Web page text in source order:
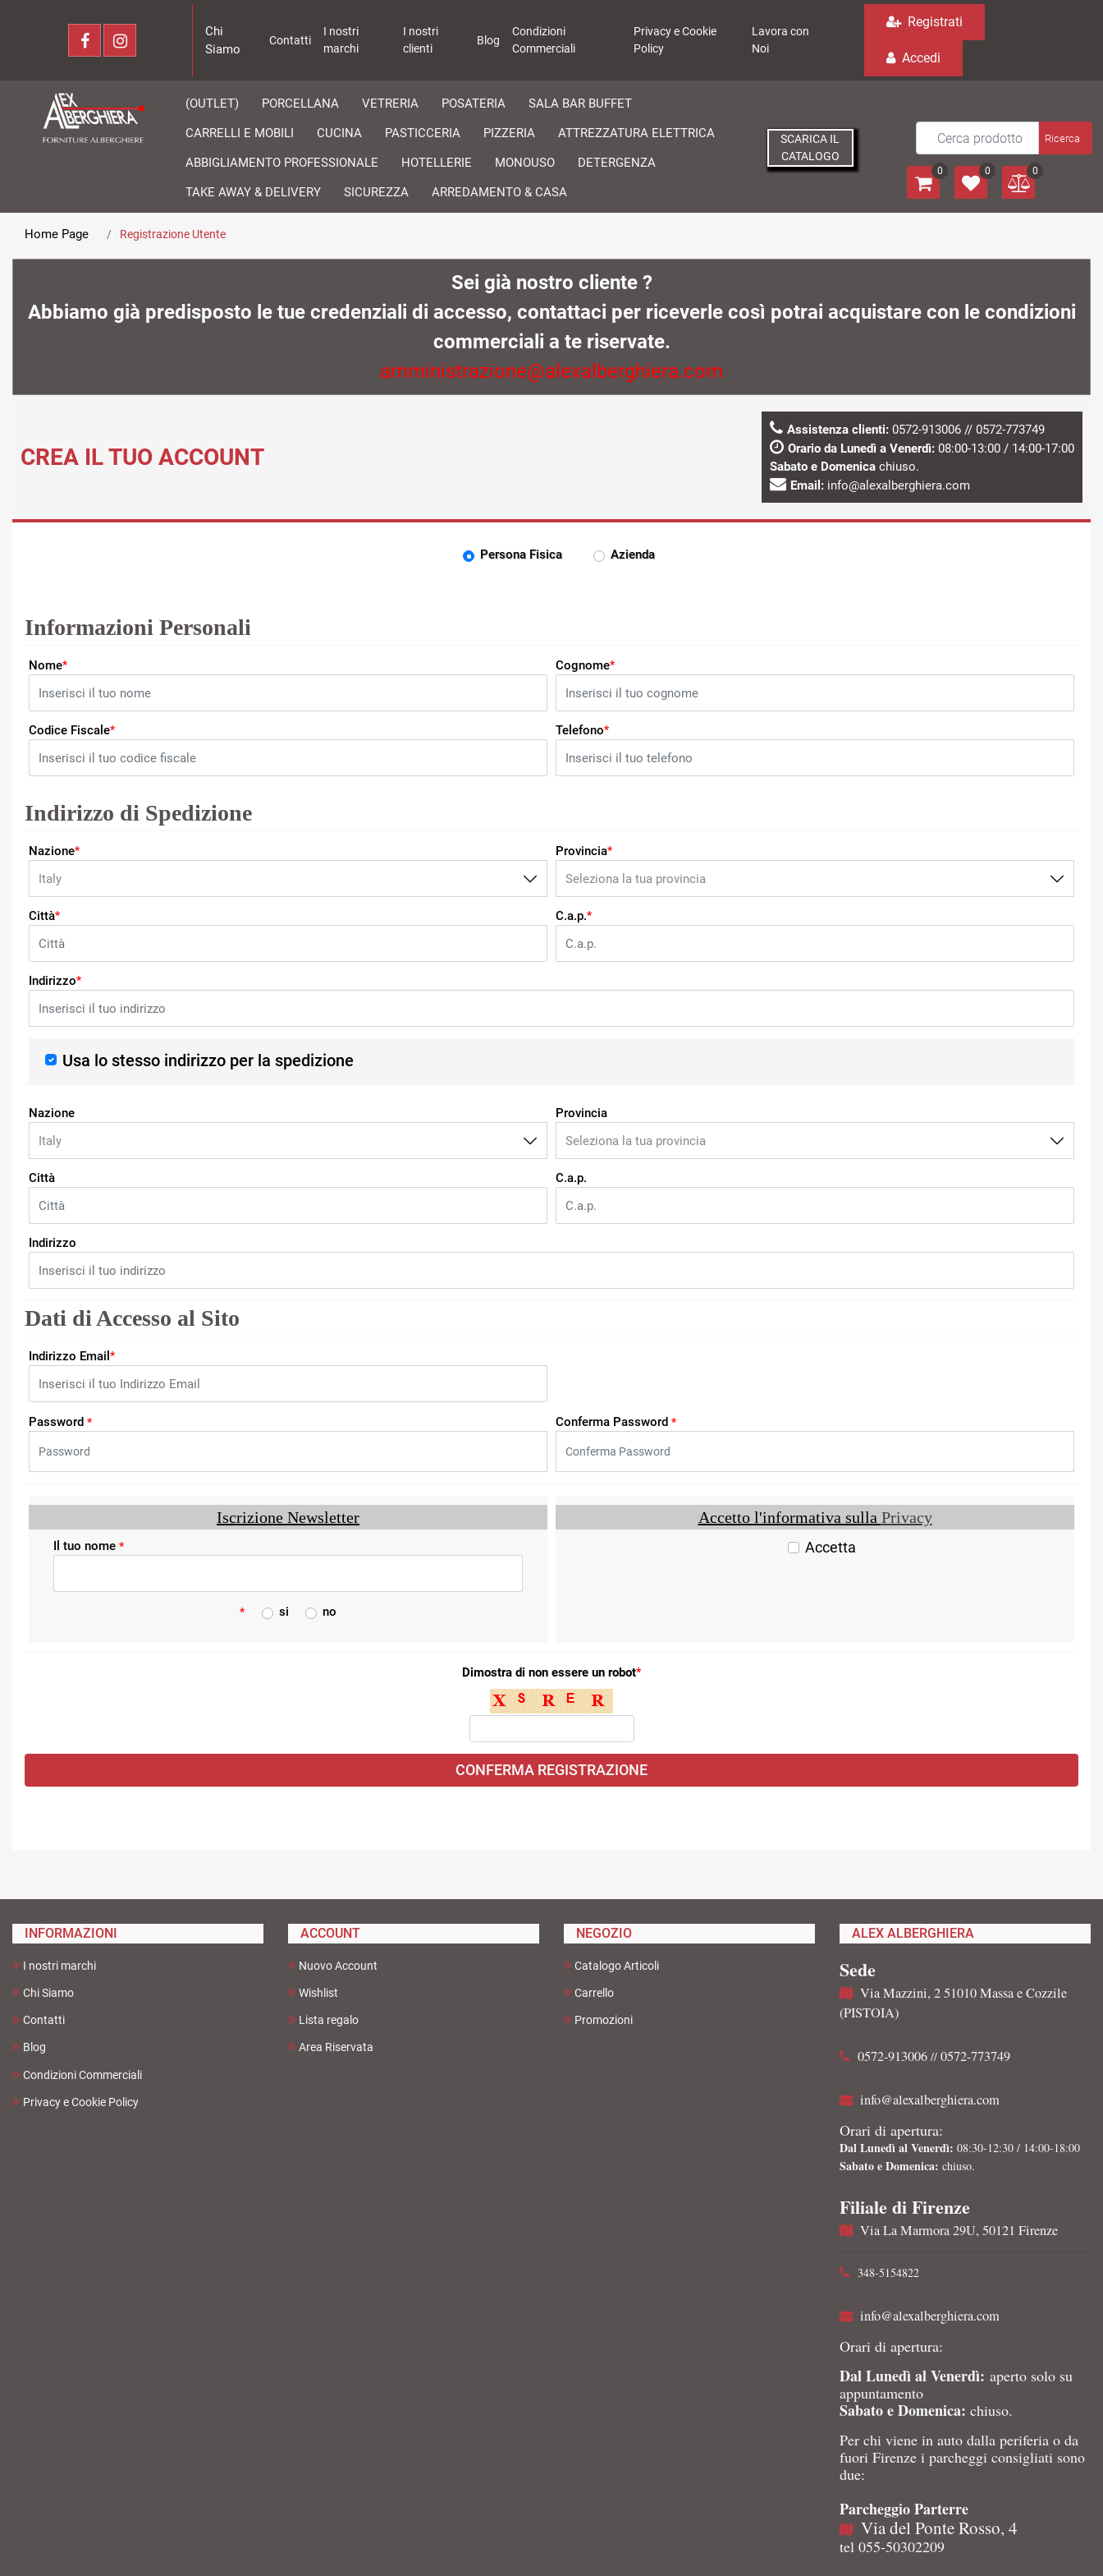
Chi
Siamo
Contatti
I nostri
marchi
I nostri
clienti
Blog
Condizioni
Commerciali
Privacy e Cookie
Policy
Lavora con
Noi
Registrati
Accedi
(OUTLET) PORCELLANA VETRERIA POSATERIA
SALA BAR BUFFET
CARRELLI E MOBILI
CUCINA PASTICCERIA PIZZERIA
ATTREZZATURA ELETTRICA
ABBIGLIAMENTO PROFESSIONALE
HOTELLERIE MONOUSO
DETERGENZA
TAKE AWAY & DELIVERY
SICUREZZA ARREDAMENTO & CASA
SCARICA IL
CATALOGO
0 0 0
Home Page Registrazione Utente
Sei già nostro cliente ?
Abbiamo già predisposto le tue credenziali di accesso, contattaci per riceverle così potrai acquistare con le condizioni
commerciali a te riservate.
amministrazione@alexalberghiera.com
CREA IL TUO ACCOUNT
Assistenza clienti: 0572-913006 // 0572-773749
Orario da Lunedì a Venerdì: 08:00-13:00 / 14:00-17:00
Sabato e Domenica chiuso.
Email: info@alexalberghiera.com
Tipo di utente
Persona Fisica Azienda
Informazioni Personali
Nome* Cognome*
Codice Fiscale* Telefono*
Indirizzo di Spedizione
Nazione* Provincia*
Città* C.a.p.*
Indirizzo*
Usa lo stesso indirizzo per la spedizione
Nazione Provincia
Città C.a.p.
Indirizzo
Dati di Accesso al Sito
Indirizzo Email *
Password * Conferma Password *
Iscrizione Newsletter
Il tuo nome *
*
* si no
Accetto l'informativa sulla Privacy
Accetta
Dimostra di non essere un robot*
INFORMAZIONI
I nostri marchi
Chi Siamo
Contatti
Blog
Condizioni Commerciali
Privacy e Cookie Policy
ACCOUNT
Nuovo Account
Wishlist
Lista regalo
Area Riservata
NEGOZIO
Catalogo Articoli
Carrello
Promozioni
ALEX ALBERGHIERA
Sede
Via Mazzini, 2 51010 Massa e Cozzile
(PISTOIA)
0572-913006 // 0572-773749
info@alexalberghiera.com
Orari di apertura:
Dal Lunedì al Venerdì: 08:30-12:30 / 14:00-18:00
Sabato e Domenica: chiuso.
Filiale di Firenze
Via La Marmora 29U, 50121 Firenze
348-5154822
info@alexalberghiera.com
Orari di apertura:
Dal Lunedì al Venerdì: aperto solo su
appuntamento
Sabato e Domenica: chiuso.
Per chi viene in auto dalla periferia o da
fuori Firenze i parcheggi consigliati sono
due:
Parcheggio Parterre
Via del Ponte Rosso, 4
tel 055-50302209